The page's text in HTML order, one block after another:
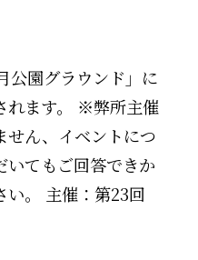
公園グラウンド」に
れます。 ※弊所主催
せん、イベントにつ
いてもご回答できか
い。 主催：第23回